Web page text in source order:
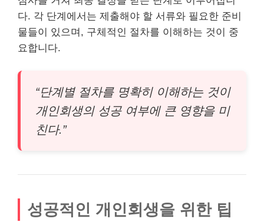
다. 각 단계에서는 제출해야 할 서류와 필요한 준비
물들이 있으며, 구체적인 절차를 이해하는 것이 중
요합니다.
“단계별 절차를 명확히 이해하는 것이
개인회생의 성공 여부에 큰 영향을 미
친다.”
성공적인 개인회생을 위한 팁